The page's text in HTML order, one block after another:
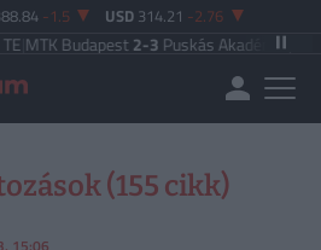
-1.5 USD 314.21 -2.76
|MTK Budapest2-3Puskás Akadémia
(155 cikk)